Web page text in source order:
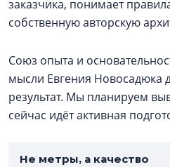
заказчика, понимает
собственную авторскую
Союз опыта и
мысли Евгения Новосадюка
результат. Мы планируем
сейчас идёт активная
Не метры, а качество